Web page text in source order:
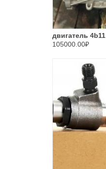
двигатель 4b11
105000.00₽